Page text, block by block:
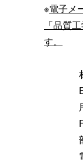
※電子メ
「品質
す。